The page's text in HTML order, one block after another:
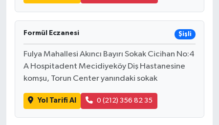
Formül Eczanesi Şişli
Fulya Mahallesi Akıncı Bayırı Sokak Cicihan No:4
A Hospitadent Mecidiyeköy Diş Hastanesine
komşu, Torun Center yanındaki sokak
Yol Tarifi Al 0 (212) 356 82 35